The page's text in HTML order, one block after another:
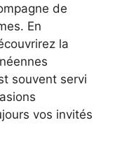
de
En
la
souvent servi
vos invités